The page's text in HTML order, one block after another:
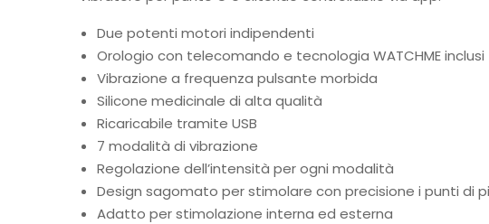
Due potenti motori indipendenti
Orologio con telecomando e tecnologia WATCHME inclusi
Vibrazione a frequenza pulsante morbida
Silicone medicinale di alta qualità
Ricaricabile tramite USB
7 modalità di vibrazione
Regolazione dell’intensità per ogni modalità
Design sagomato per stimolare con precisione i punti di
Adatto per stimolazione interna ed esterna